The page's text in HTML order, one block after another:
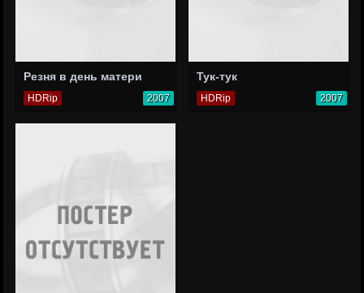
Резня в день матери
HDRip 2007
Тук-тук
HDRip 2007